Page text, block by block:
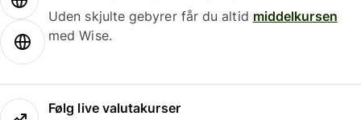
Uden skjulte gebyrer får du altid middelkursen
med Wise.
Følg live valutakurser